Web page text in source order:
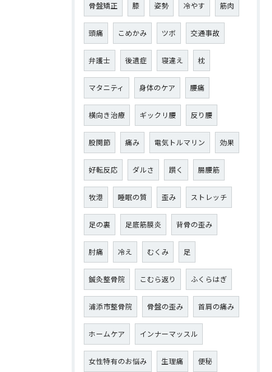
骨盤矯正 膝 姿勢 冷やす 筋肉
頭痛 こめかみ ツボ 交通事故
弁護士 後遺症 寝違え 枕
マタニティ 身体のケア 腰痛
横向き治療 ギックリ腰 反り腰
股関節 痛み 電気トルマリン 効果
好転反応 ダルさ 躓く 腸腰筋
牧港 睡眠の質 歪み ストレッチ
足の裏 足底筋膜炎 背骨の歪み
肘痛 冷え むくみ 足
鍼灸整骨院 こむら返り ふくらはぎ
浦添市整骨院 骨盤の歪み 首肩の痛み
ホームケア インナーマッスル
女性特有のお悩み 生理痛 便秘